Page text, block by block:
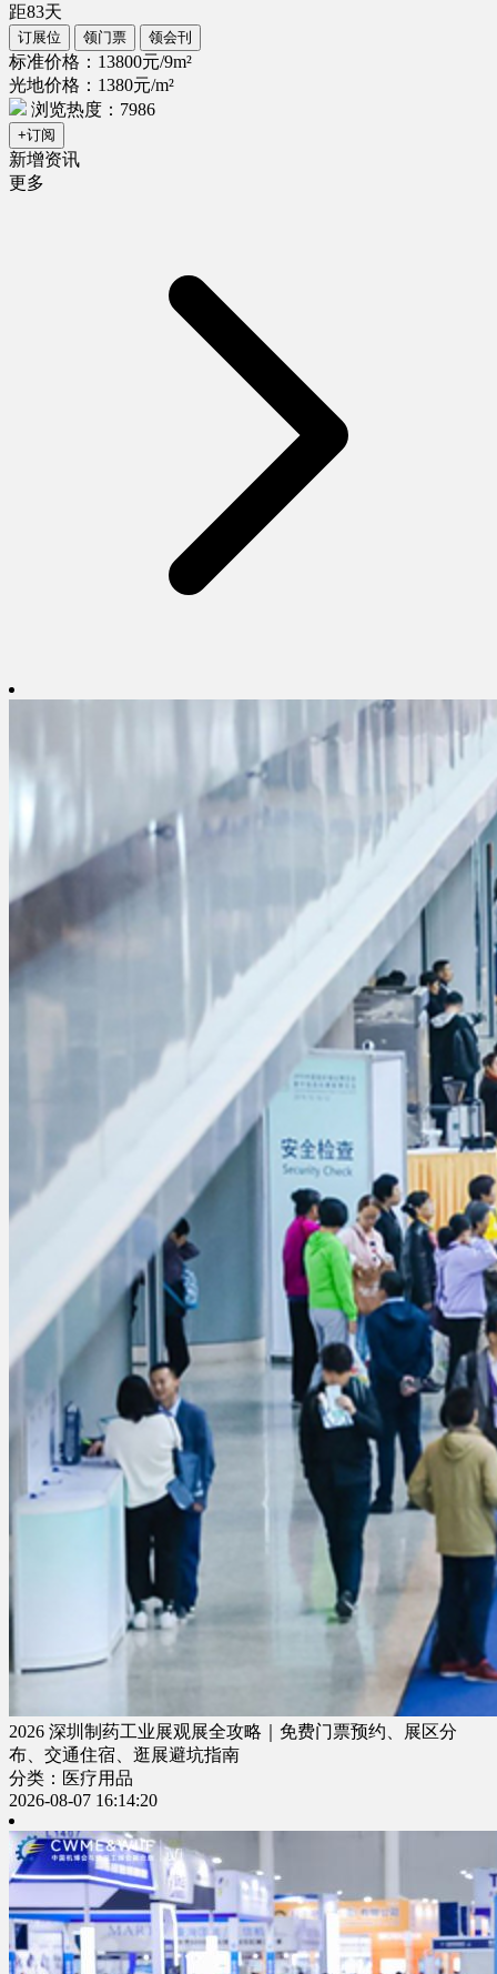
距83天
订展位 领门票 领会刊
标准价格：13800元/9m²
光地价格：1380元/m²
浏览热度：7986
+订阅
新增资讯
更多
2026 深圳制药工业展观展全攻略｜免费门票预约、展区分
布、交通住宿、逛展避坑指南
分类：医疗用品
2026-08-07 16:14:20